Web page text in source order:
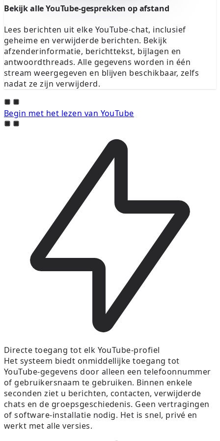
Bekijk alle YouTube-gesprekken op afstand
Lees berichten uit elke YouTube-chat, inclusief
geheime en verwijderde berichten. Bekijk
afzenderinformatie, berichttekst, bijlagen en
antwoordthreads. Alle gegevens worden in één
stream weergegeven en blijven beschikbaar, zelfs
nadat ze zijn verwijderd.
Begin met het lezen van YouTube
Directe toegang tot elk YouTube-profiel
Het systeem biedt onmiddellijke toegang tot
YouTube-gegevens door alleen een telefoonnummer
of gebruikersnaam te gebruiken. Binnen enkele
seconden ziet u berichten, contacten, verwijderde
chats en de groepsgeschiedenis. Geen vertragingen
of software-installatie nodig. Het is snel, privé en
werkt met alle versies.